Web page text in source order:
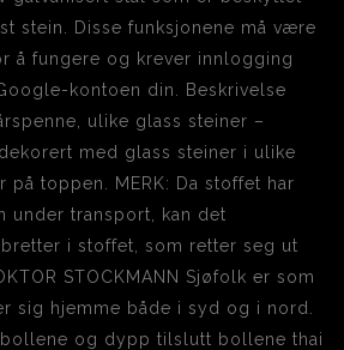
stein. Disse funksjonene må være
å fungere og krever innlogging
kontoen din. Beskrivelse
ulike glass steiner –
med glass steiner i ulike
toppen. MERK: Da stoffet har
under transport, kan det
i stoffet, som retter seg ut
STOCKMANN Sjøfolk er som
sig hjemme både i syd og i nord.
og dypp tilslutt bollene thai